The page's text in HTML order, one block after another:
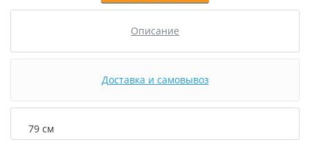
Описание
Доставка и самовывоз
79 см